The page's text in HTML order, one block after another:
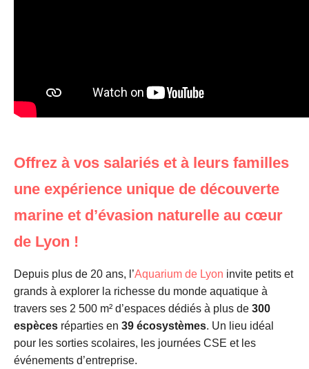
Offrez à vos salariés et à leurs familles
une expérience unique de découverte
marine et d’évasion naturelle au cœur
de Lyon !
Depuis plus de 20 ans, l’Aquarium de Lyon invite petits et
grands à explorer la richesse du monde aquatique à
travers ses 2 500 m² d’espaces dédiés à plus de 300
espèces réparties en 39 écosystèmes. Un lieu idéal
pour les sorties scolaires, les journées CSE et les
événements d’entreprise.